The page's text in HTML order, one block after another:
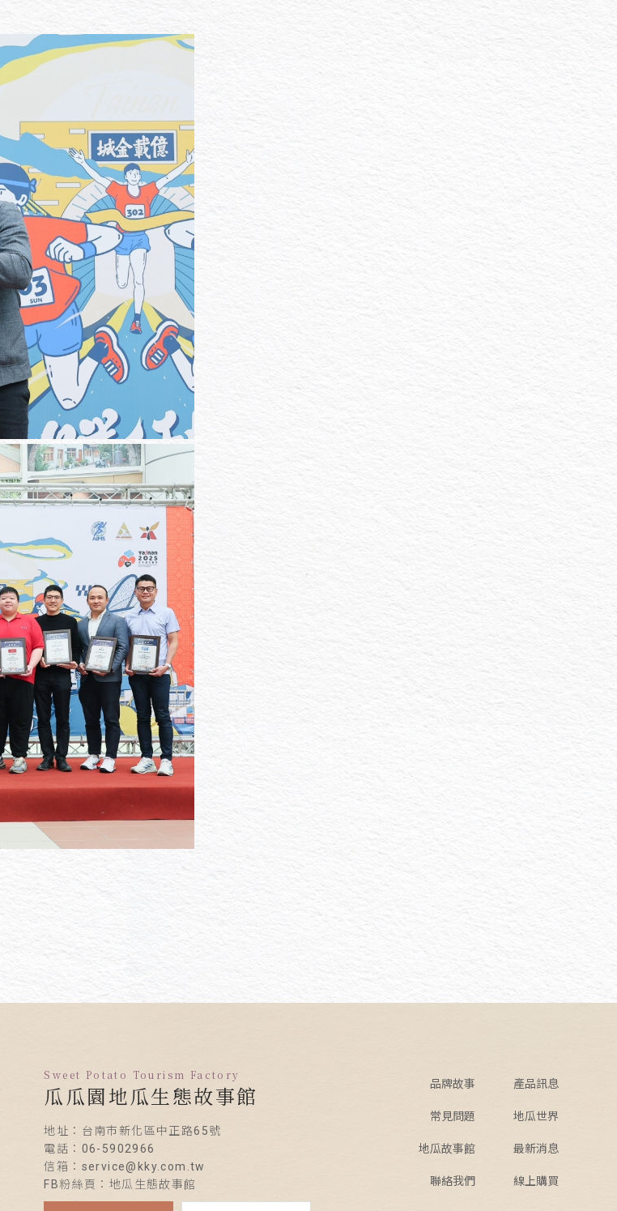
Sweet Potato Tourism Factory
瓜瓜園地瓜生態故事館
地址：台南市新化區中正路65號
電話：06-5902966
信箱：service@kky.com.tw
FB粉絲頁：地瓜生態故事館
品牌故事 產品訊息
常見問題 地瓜世界
地瓜故事館 最新消息
聯絡我們 線上購買